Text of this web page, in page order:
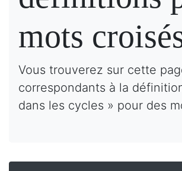
mots
Vous trouverez sur cette
correspondants à la
dans les cycles » pour des